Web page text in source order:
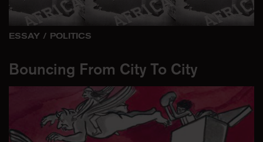
ESSAY / POLITICS
Bouncing From City To City